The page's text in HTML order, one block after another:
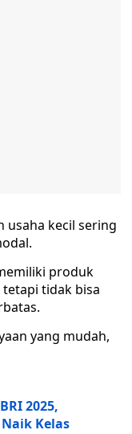
usaha kecil sering
produk
tidak bisa
yang mudah,
2025,
Kelas